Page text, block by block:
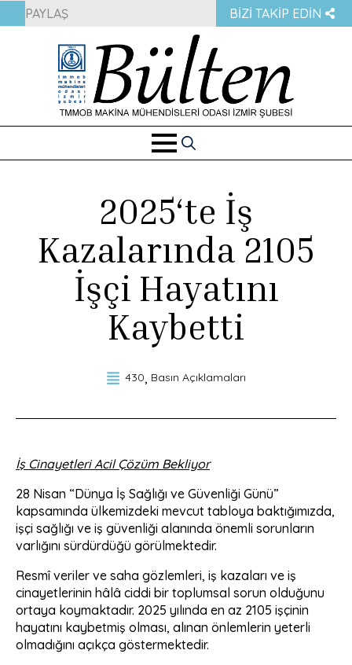
PAYLAŞ BIZI TAKIP EDIN
Search
2025‘te İş
Kazalarında 2105
İşçi Hayatını
Kaybetti
430 Basın Açıklamaları
İş Cinayetleri Acil Çözüm Bekliyor
28 Nisan “Dünya İş Sağlığı ve Güvenliği Günü”
kapsamında ülkemizdeki mevcut tabloya baktığımızda,
işçi sağlığı ve iş güvenliği alanında önemli sorunların
varlığını sürdürdüğü görülmektedir.
Resmî veriler ve saha gözlemleri, iş kazaları ve iş
cinayetlerinin hâlâ ciddi bir toplumsal sorun olduğunu
ortaya koymaktadır. 2025 yılında en az 2105 işçinin
hayatını kaybetmiş olması, alınan önlemlerin yeterli
olmadığını açıkça göstermektedir.